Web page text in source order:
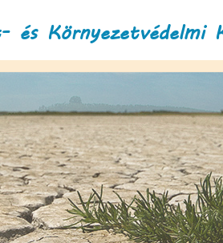
és Környezetvédelmi